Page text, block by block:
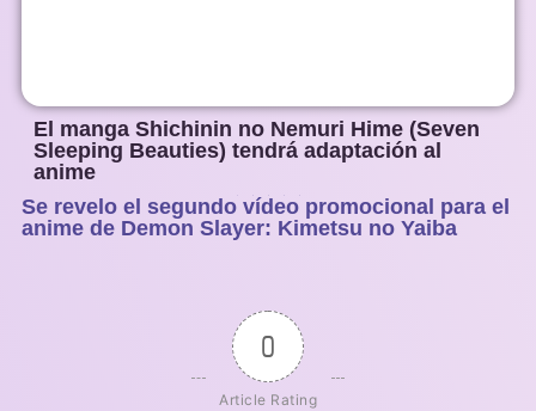
El manga Shichinin no Nemuri Hime (Seven
Sleeping Beauties) tendrá adaptación al
anime
Se revelo el segundo vídeo promocional para el
anime de Demon Slayer: Kimetsu no Yaiba
0
Article Rating